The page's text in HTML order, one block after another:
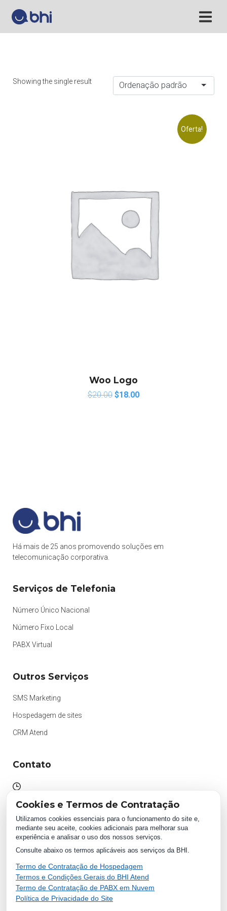
Showing the single result Ordenação padrão
Oferta!
Woo Logo
$20.00 $18.00
Há mais de 25 anos promovendo soluções em
telecomunicação corporativa.
Serviços de Telefonia
Número Único Nacional
Número Fixo Local
PABX Virtual
Outros Serviços
SMS Marketing
Hospedagem de sites
CRM Atend
Contato
Segunda à Sexta.
WhatsApp:
(87) 2018 1234
0800 511 1234
Cookies e Termos de Contratação
Utilizamos cookies essenciais para o funcionamento do site e,
mediante seu aceite, cookies adicionais para melhorar sua
experiência e analisar o uso dos nossos serviços.
Consulte abaixo os termos aplicáveis aos serviços da BHI.
Termo de Contratação de Hospedagem
Termos e Condições Gerais do BHI Atend
Termo de Contratação de PABX em Nuvem
Política de Privacidade do Site